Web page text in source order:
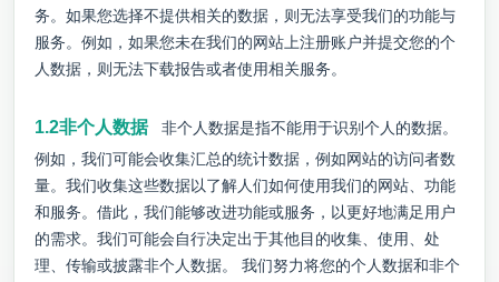
务。如果您选择不提供相关的数据，则无法享受我们的功能与
服务。例如，如果您未在我们的网站上注册账户并提交您的个
人数据，则无法下载报告或者使用相关服务。
1.2非个人数据
非个人数据是指不能用于识别个人的数据。
例如，我们可能会收集汇总的统计数据，例如网站的访问者数
量。我们收集这些数据以了解人们如何使用我们的网站、功能
和服务。借此，我们能够改进功能或服务，以更好地满足用户
的需求。我们可能会自行决定出于其他目的收集、使用、处
理、传输或披露非个人数据。 我们努力将您的个人数据和非个